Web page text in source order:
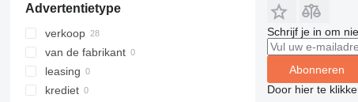
Advertentietype
verkoop
van de fabrikant
leasing
krediet
Schrijf je in om
Abonneren
Door hier te